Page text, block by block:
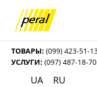
ТОВАРЫ: (099) 423-51-
УСЛУГИ: (097) 487-18-70
UA RU